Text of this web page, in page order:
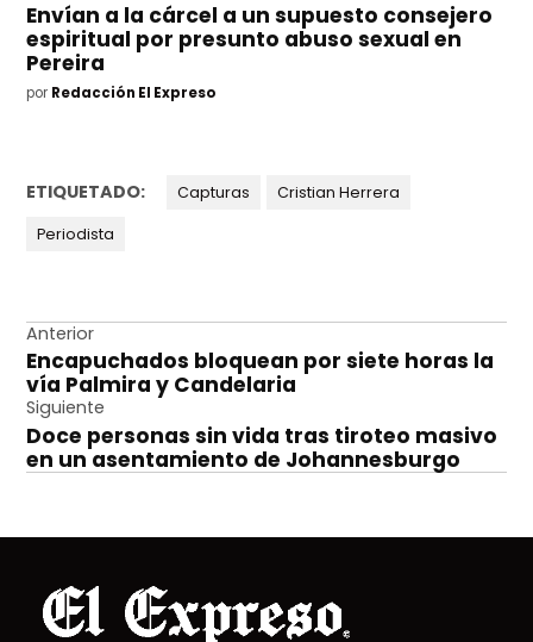
Envían a la cárcel a un supuesto consejero
espiritual por presunto abuso sexual en
Pereira
por Redacción El Expreso
ETIQUETADO: Capturas Cristian Herrera
Periodista
Navegación
de
entradas
Anterior
Encapuchados bloquean por siete horas la
vía Palmira y Candelaria
Siguiente
Doce personas sin vida tras tiroteo masivo
en un asentamiento de Johannesburgo